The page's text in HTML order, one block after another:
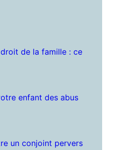
de la famille : ce
enfant des abus
un conjoint pervers